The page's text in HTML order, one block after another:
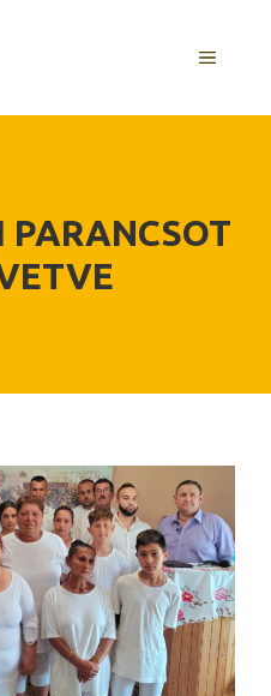
MENU
PARANCSOT